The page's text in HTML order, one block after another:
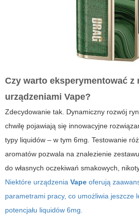
Czy warto eksperymentować z
urządzeniami Vape?
Zdecydowanie tak. Dynamiczny rozwój
chwilę pojawiają się innowacyjne
typy liquidów – w tym 6mg. Testowanie
aromatów pozwala na znalezienie
do własnych oczekiwań smakowych,
Niektóre urządzenia Vape oferują
parametrami pracy, co umożliwia jeszcze
potencjału liquidów 6mg.